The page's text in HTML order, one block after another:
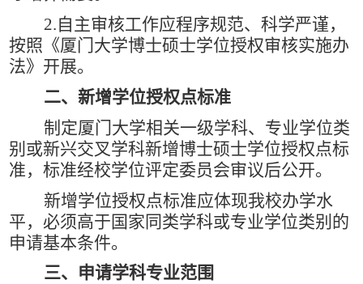
2.自主审核工作应程序规范、科学严谨，
按照《厦门大学博士硕士学位授权审核实施办
法》开展。
二、新增学位授权点标准
制定厦门大学相关一级学科、专业学位类
别或新兴交叉学科新增博士硕士学位授权点标
准，标准经校学位评定委员会审议后公开。
新增学位授权点标准应体现我校办学水
平，必须高于国家同类学科或专业学位类别的
申请基本条件。
三、申请学科专业范围